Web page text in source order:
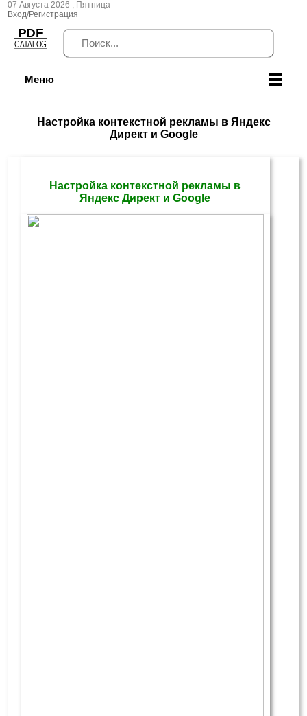
07 Августа 2026 , Пятница
Вход/Регистрация
Меню
Настройка контекстной рекламы в Яндекс
Директ и Google
Настройка контекстной рекламы в
Яндекс Директ и Google